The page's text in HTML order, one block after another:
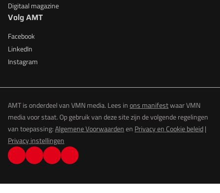
Digitaal magazine
Volg AMT
Facebook
LinkedIn
Instagram
AMT is onderdeel van VMN media. Lees inons manifestwaar VMN
media voor staat. Op gebruik van deze site zijn de volgende regelingen
van toepassing:Algemene Voorwaardenen Privacy en Cookie beleid|
Privacy instellingen